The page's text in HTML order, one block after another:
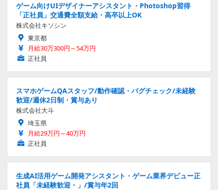
ゲーム向けUIデザイナーアシスタント・Photoshop習得
「正社員」交通費全額支給・高卒以上OK
株式会社キソシン
東京都
月給30万300円～54万円
正社員
スマホゲームQAスタッフ/動作確認・バグチェック/未経験
歓迎/週休2日制・賞与あり
株式会社大斗
埼玉県
月給29万円～40万円
正社員
生成AI活用ゲーム開発アシスタント・ゲーム業界デビュー正
社員「未経験歓迎・」/賞与年2回